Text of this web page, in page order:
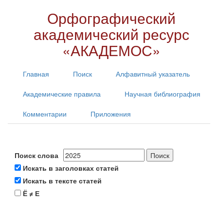
Орфографический
академический ресурс
«АКАДЕМОС»
Главная Поиск Алфавитный указатель
Академические правила Научная библиография
Комментарии Приложения
Поиск слова
Искать в заголовках статей
Искать в тексте статей
Ё ≠ Е